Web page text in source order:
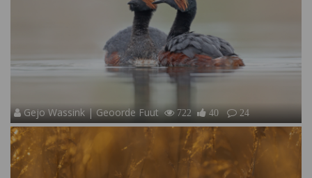
Gejo Wassink | Geoorde Fuut 722 40 24